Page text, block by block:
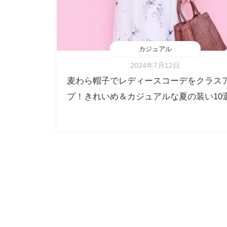
カジュアル
2024年7月12日
麦わら帽子でレディースコーデをクラス
プ！きれいめ＆カジュアルな夏の装い10